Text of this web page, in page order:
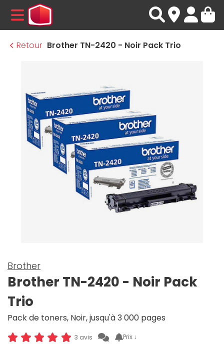
MENU
Retour Brother TN-2420 - Noir Pack Trio
Brother
Brother TN-2420 - Noir Pack
Trio
Pack de toners, Noir, jusqu'à 3 000 pages
3 avis Prix ↓